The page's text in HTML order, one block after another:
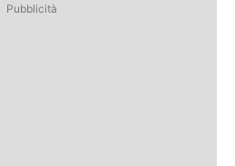
Pubblicità